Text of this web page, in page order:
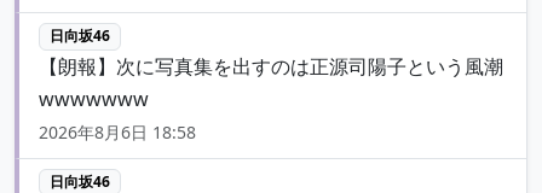
日向坂46
【朗報】次に写真集を出すのは正源司陽子という風潮
wwwwwww
2026年8月6日 18:58
日向坂46